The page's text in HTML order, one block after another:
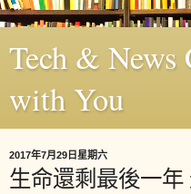
Tech &
with You
2017年7月29日星期六
生命還剩最後一